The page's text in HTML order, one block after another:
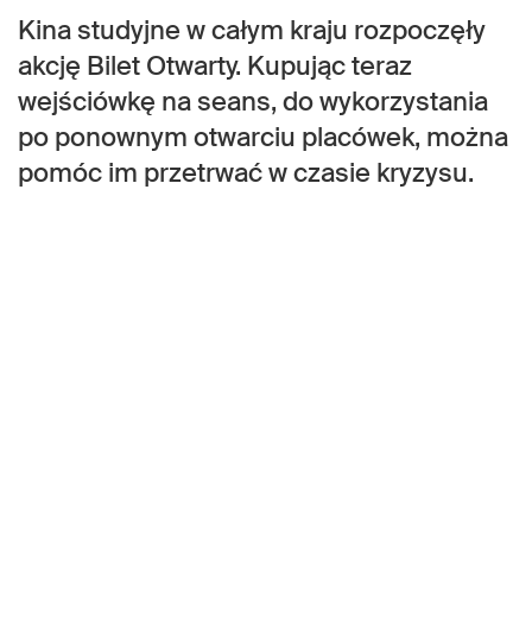
Kina studyjne w całym kraju rozpoczęły
akcję Bilet Otwarty. Kupując teraz
wejściówkę na seans, do wykorzystania
po ponownym otwarciu placówek, można
pomóc im przetrwać w czasie kryzysu.